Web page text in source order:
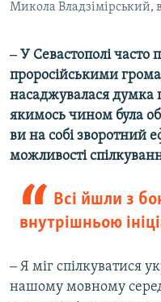
Микола Владзімірський,
‒ У Севастополі часто
проросійськими
насаджувалася думка
якимось чином була
ви на собі зворотний
можливості
Всі йшли з
внутрішньою
‒ Я міг спілкуватися
нашому мовному